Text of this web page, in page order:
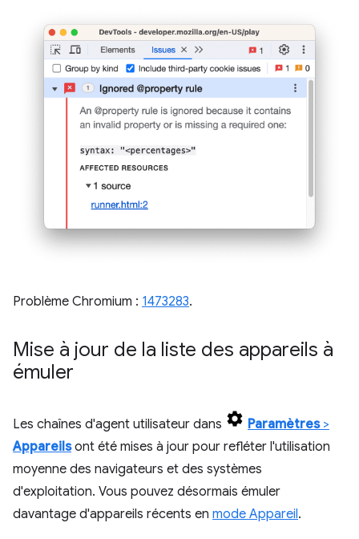
Problème Chromium : 1473283.
Mise à jour de la liste des appareils à
émuler
Les chaînes d'agent utilisateur dans Paramètres>
Appareilsont été mises à jour pour refléter l'utilisation
moyenne des navigateurs et des systèmes
d'exploitation. Vous pouvez désormais émuler
davantage d'appareils récents en mode Appareil.